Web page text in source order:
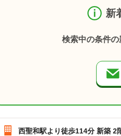
新
検索中の条件
西聖和駅より徒歩114分 新築 2